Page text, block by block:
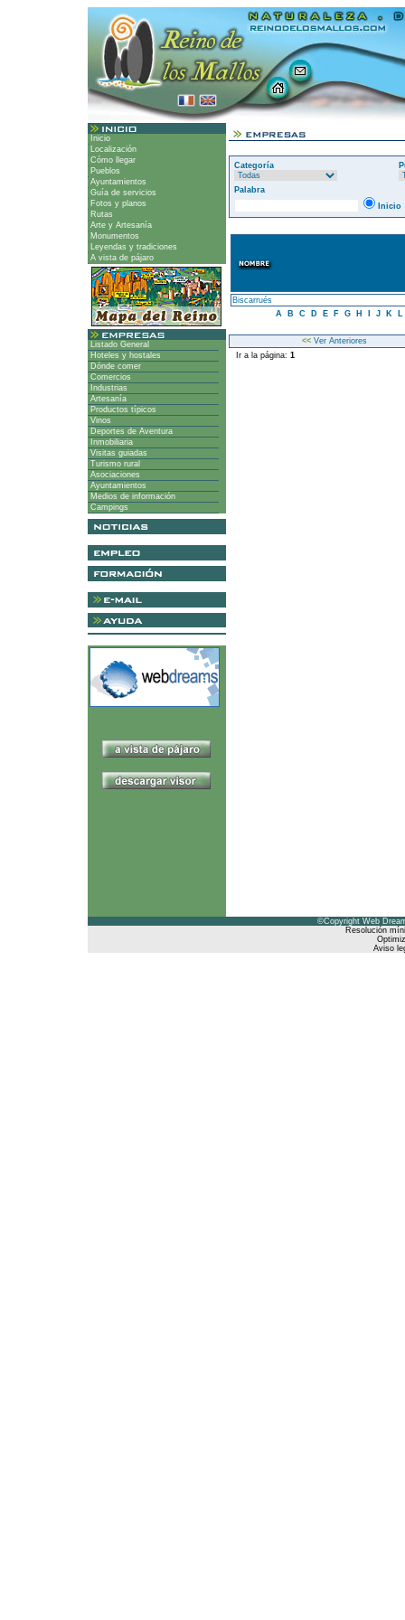
Inicio
Localización
Cómo llegar
Pueblos
Ayuntamientos
Guía de servicios
Fotos y planos
Rutas
Arte y Artesanía
Monumentos
Leyendas y tradiciones
A vista de pájaro
Listado General
Hoteles y hostales
Dónde comer
Comercios
Industrias
Artesanía
Productos típicos
Vinos
Deportes de Aventura
Inmobiliaria
Visitas guiadas
Turismo rural
Asociaciones
Ayuntamientos
Medios de información
Campings
Categoría
Palabra
Inicio
Biscarrués
A
B C D E F G H J K L
<<Ver Anteriores
Ir a la página: 1
©Copyright Web
Resolución
Aviso